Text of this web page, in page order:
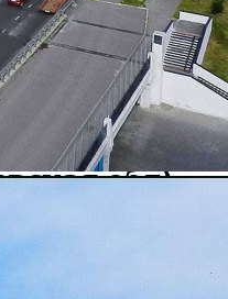
обл)